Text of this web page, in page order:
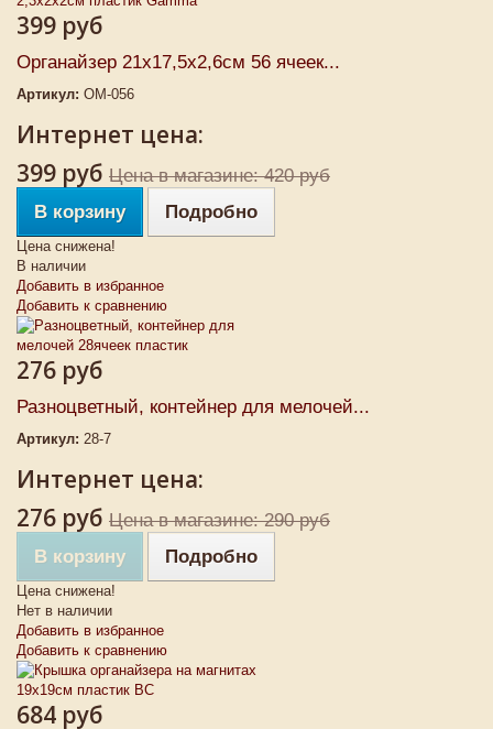
399 руб
Органайзер 21х17,5х2,6см 56 ячеек...
Артикул: ОМ-056
Интернет цена:
399 руб Цена в магазине: 420 руб
В корзину
Подробно
Цена снижена!
В наличии
Добавить в избранное
Добавить к сравнению
276 руб
Разноцветный, контейнер для мелочей...
Артикул: 28-7
Интернет цена:
276 руб Цена в магазине: 290 руб
В корзину
Подробно
Цена снижена!
Нет в наличии
Добавить в избранное
Добавить к сравнению
684 руб